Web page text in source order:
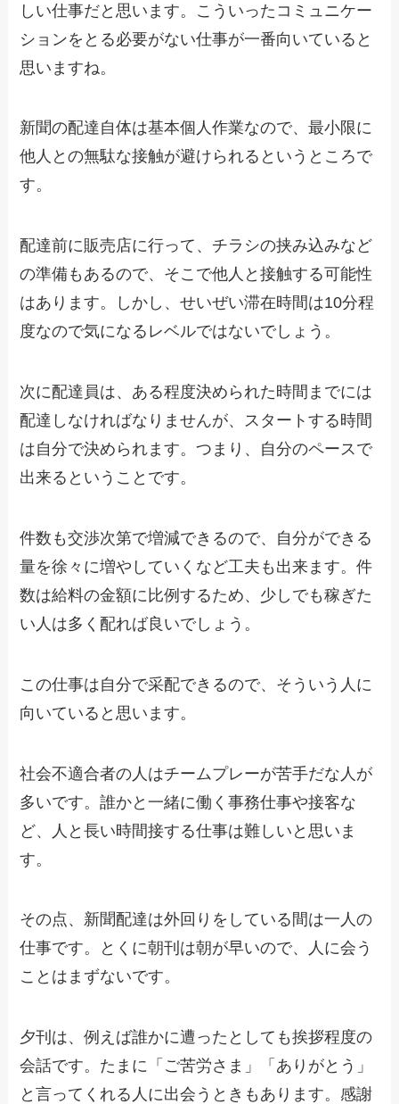
しい仕事だと思います。こういったコミュニケー
ションをとる必要がない仕事が一番向いていると
思いますね。
新聞の配達自体は基本個人作業なので、最小限に
他人との無駄な接触が避けられる というところで
す。
配達前に販売店に行って、チラシの挟み込みなど
の準備もあるので、そこで他人と接触する可能性
はあります。しかし、せいぜい滞在時間は10分程
度なので気になるレベルではないでしょう。
次に配達員は、ある程度決められた時間までには
配達しなければなりませんが、スタートする時間
は自分で決められます。つまり、自分のペースで
出来るということです。
件数も交渉次第で増減できるので、自分ができる
量を徐々に増やしていくなど工夫も出来ます。件
数は給料の金額に比例するため、少しでも稼ぎた
い人は多く配れば良いでしょう。
この仕事は自分で采配できるので、そういう人に
向いていると思います。
社会不適合者の人はチームプレーが苦手だな人が
多いです。誰かと一緒に働く事務仕事や接客な
ど、人と長い時間接する仕事は難しいと思いま
す。
その点、新聞配達は外回りをしている間は一人の
仕事です。とくに朝刊は朝が早いので、人に会う
ことはまずないです。
夕刊は、例えば誰かに遭ったとしても挨拶程度の
会話です。たまに「ご苦労さま」「ありがとう」
と言ってくれる人に出会うときもあります。感謝